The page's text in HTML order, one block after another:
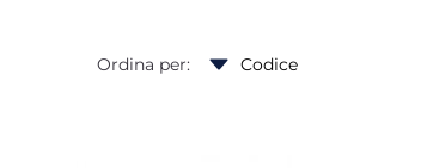
Ordina per: